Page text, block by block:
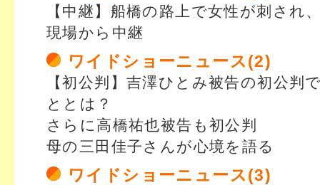
【中継】船橋の路上で女性が刺され
現場から中継
ワイドショーニュース(2)
【初公判】吉澤ひとみ被告の初公判
ととは？
さらに高橋祐也被告も初公判
母の三田佳子さんが心境を語る
ワイドショーニュース(3)